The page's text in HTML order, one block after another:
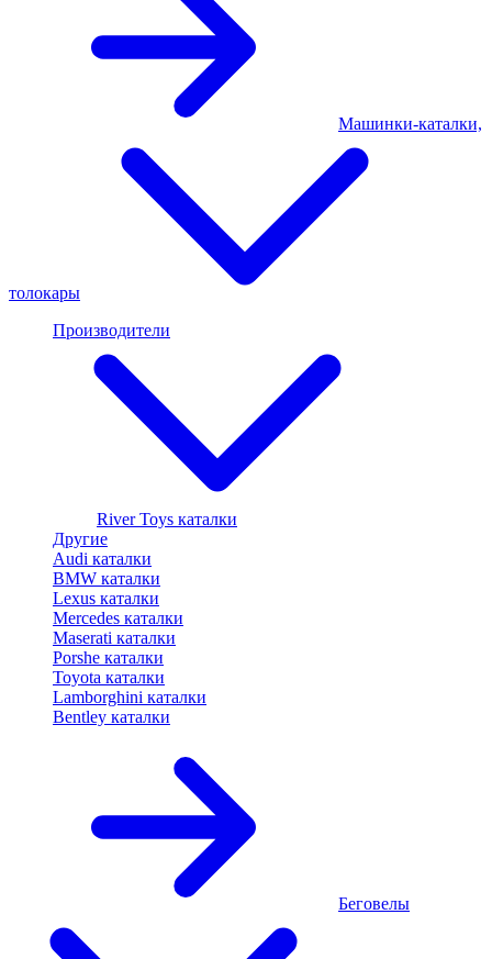
Машинки-каталки,
толокары
Производители
River Toys каталки
Другие
Audi каталки
BMW каталки
Lexus каталки
Mercedes каталки
Maserati каталки
Porshe каталки
Toyota каталки
Lamborghini каталки
Bentley каталки
Беговелы